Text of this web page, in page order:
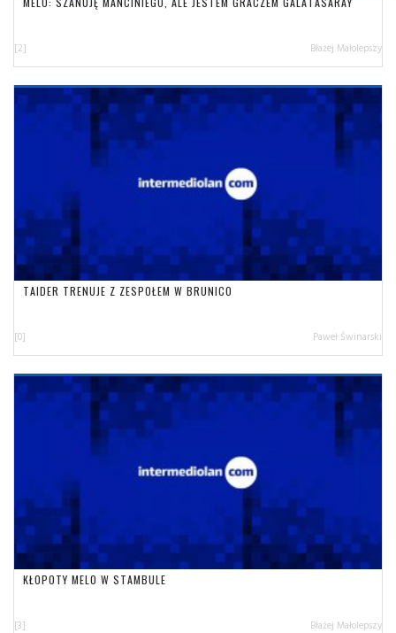
[2] Błażej Małolepszy
TAIDER TRENUJE Z ZESPOŁEM W BRUNICO
[0] Paweł Świnarski
KŁOPOTY MELO W STAMBULE
[3] Błażej Małolepszy